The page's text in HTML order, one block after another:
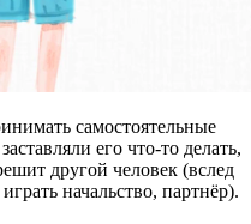
самостоятельные
его что-то делать,
другой человек (вслед
начальство, партнёр).